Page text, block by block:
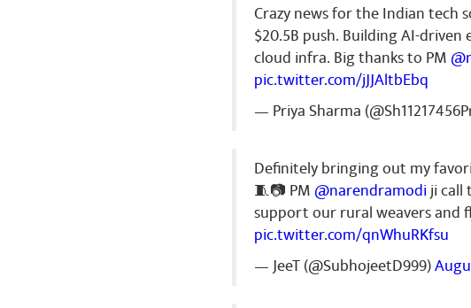
Crazy news for the Indian tech
$20.5B push. Building AI-
cloud infra. Big thanks to PM
pic.twitter.com/jJJAltbEbq
— Priya Sharma
Definitely bringing out my
🧵📷 PM @narendramodiji call
support our rural weavers and
pic.twitter.com/qnWhuRKfsu
— JeeT (@SubhojeetD999)